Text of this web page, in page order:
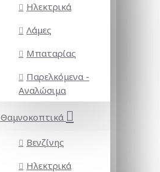
Ηλεκτρικά
Λάμες
Μπαταρίας
Παρελκόμενα -
Αναλώσιμα
Θαμνοκοπτικά
Βενζίνης
Ηλεκτρικά